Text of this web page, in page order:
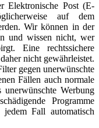
Elektronische Post (E-
auf dem
Wir können in der
und wissen nicht, wer
Eine rechtssichere
nicht gewährleistet.
gegen unerwünschte
Fällen auch normale
Werbung
Programme
Fall automatisch